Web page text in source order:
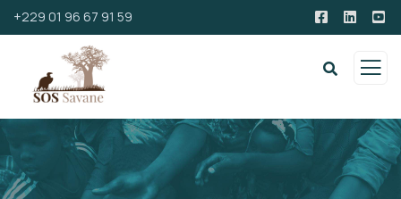
+229 01 96 67 91 59